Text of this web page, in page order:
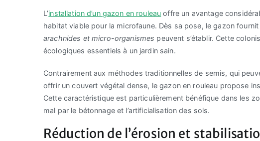
L’installation d’un gazon en rouleau offre un avantage
habitat viable pour la microfaune. Dès sa pose, le gazon
arachnides et micro-organismes peuvent s’établir. Cette
écologiques essentiels à un jardin sain.
Contrairement aux méthodes traditionnelles de semis, qui
offrir un couvert végétal dense, le gazon en rouleau propose
Cette caractéristique est particulièrement bénéfique dans les
mal par le bétonnage et l’artificialisation des sols.
Réduction de l’érosion et